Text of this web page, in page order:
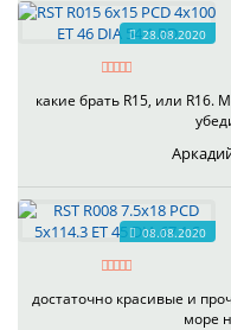
28.08.2020
какие брать R15, или R16.
08.08.2020
достаточно красивые и
море